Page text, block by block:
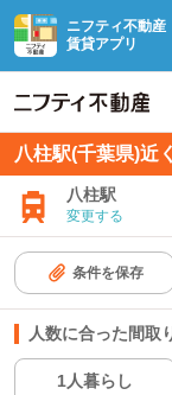
ニフティ不動産
賃貸アプリ
八柱駅(千葉県)近
八柱駅
変更する
条件を保存
人数に合った間取
1人暮らし